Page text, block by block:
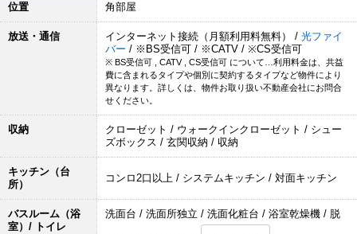
位置 角部屋
放送・通信 インターネット接続（月額利用料無料） / 光ファイ
バー / ※BS受信可 / ※CATV / ※CS受信可
※ BS受信可 , CATV , CS受信可 について…利用料金は、共益
費に含まれるタイプや個別に契約するタイプなど物件により
異なります。詳しくは、物件お取り扱い不動産会社にお問合
せください。
収納
クローゼット / ウォークインクローゼット / シュー
ズボックス / 玄関収納 / 収納
キッチン（台
所）
コンロ2口以上 / システムキッチン / 対面キッチン
バスルーム（浴
室）/ トイレ
洗面台 / 洗面所独立 / 洗面化粧台 / 浴室乾燥機 / 脱